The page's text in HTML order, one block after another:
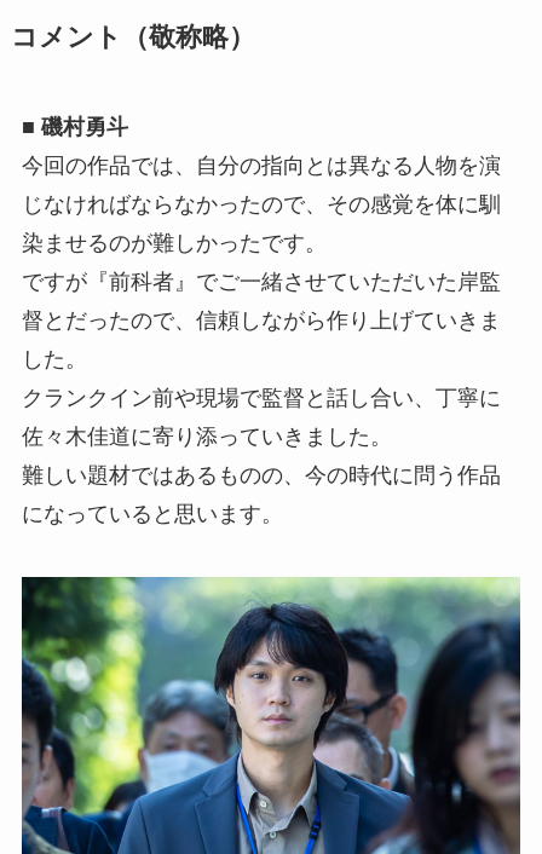
コメント（敬称略）
■ 磯村勇斗
今回の作品では、自分の指向とは異なる人物を演
じなければならなかったので、その感覚を体に馴
染ませるのが難しかったです。
ですが『前科者』でご一緒させていただいた岸監
督とだったので、信頼しながら作り上げていきま
した。
クランクイン前や現場で監督と話し合い、丁寧に
佐々木佳道に寄り添っていきました。
難しい題材ではあるものの、今の時代に問う作品
になっていると思います。